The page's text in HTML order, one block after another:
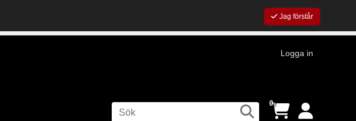
Jag förstår
Logga in
0